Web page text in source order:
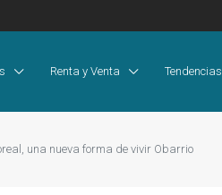
Renta y Venta Tendencias
una nueva forma de vivir Obarrio